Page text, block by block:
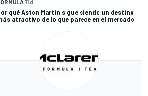
11 d
qué Aston Martin sigue siendo un destino
atractivo de lo que parece en el mercado